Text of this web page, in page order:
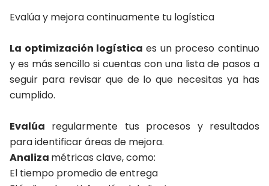
Evalúa y mejora continuamente tu logística
La optimización logística es un proceso continuo
y es más sencillo si cuentas con una lista de pasos a
seguir para revisar que de lo que necesitas ya has
cumplido.
Evalúa regularmente tus procesos y resultados
para identificar áreas de mejora.
Analiza métricas clave, como:
El tiempo promedio de entrega